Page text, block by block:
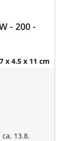
- 200 -
x 4.5 x 11 cm
ca. 13.8.